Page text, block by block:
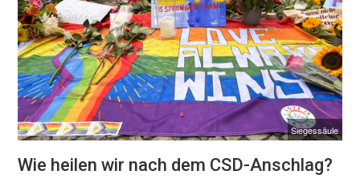
Siegessäule
Wie heilen wir nach dem CSD-Anschlag?